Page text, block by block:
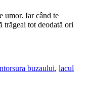
umor. Iar când te
tot deodată ori
buzaului, lacul